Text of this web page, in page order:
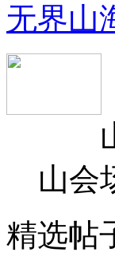
无界山
山
山会
精选帖